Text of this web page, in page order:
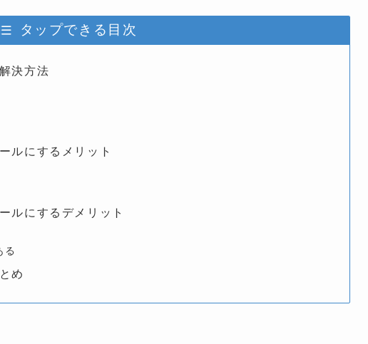
タップできる目次
決方法
ルにするメリット
ルにするデメリット
る
め